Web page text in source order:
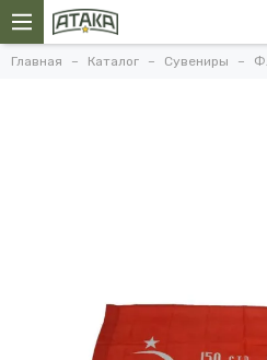
Главная Каталог Сувениры